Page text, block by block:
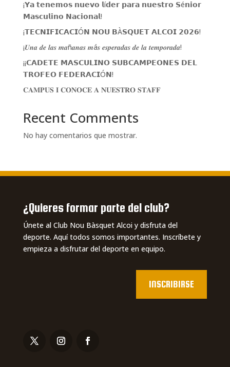
¡𝗬𝗮 𝘁𝗲𝗻𝗲𝗺𝗼𝘀 𝗻𝘂𝗲𝘃𝗼 𝗹í𝗱𝗲𝗿 𝗽𝗮𝗿𝗮 𝗻𝘂𝗲𝘀𝘁𝗿𝗼 𝗦é𝗻𝗶𝗼𝗿
𝗠𝗮𝘀𝗰𝘂𝗹𝗶𝗻𝗼 𝗡𝗮𝗰𝗶𝗼𝗻𝗮𝗹!
¡𝗧𝗘𝗖𝗡𝗜𝗙𝗜𝗖𝗔𝗖𝗜Ó𝗡 𝗡𝗢𝗨 𝗕À𝗦𝗤𝗨𝗘𝗧 𝗔𝗟𝗖𝗢𝗜 𝟮𝟬𝟮𝟲!
¡𝑼𝒏𝒂 𝒅𝒆 𝒍𝒂𝒔 𝒎𝒂ñ𝒂𝒏𝒂𝒔 𝒎á𝒔 𝒆𝒔𝒑𝒆𝒓𝒂𝒅𝒂𝒔 𝒅𝒆 𝒍𝒂 𝒕𝒆𝒎𝒑𝒐𝒓𝒂𝒅𝒂!
¡¡𝗖𝗔𝗗𝗘𝗧𝗘 𝗠𝗔𝗦𝗖𝗨𝗟𝗜𝗡𝗢 𝗦𝗨𝗕𝗖𝗔𝗠𝗣𝗘𝗢𝗡𝗘𝗦 𝗗𝗘𝗟
𝗧𝗥𝗢𝗙𝗘𝗢 𝗙𝗘𝗗𝗘𝗥𝗔𝗖𝗜Ó𝗡!
𝐂𝐀𝐌𝐏𝐔𝐒 𝐈 𝐂𝐎𝐍𝐎𝐂𝐄 𝐀 𝐍𝐔𝐄𝐒𝐓𝐑𝐎 𝐒𝐓𝐀𝐅𝐅
Recent Comments
No hay comentarios que mostrar.
¿Quieres formar parte del club?
Únete al Club Nou Bàsquet Alcoi y disfruta del
deporte. Aquí todos somos importantes. Inscríbete y
empieza a disfrutar del deporte en equipo.
INSCRIBIRSE